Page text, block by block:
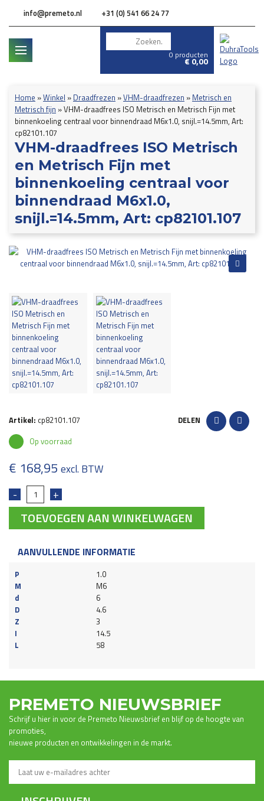
info@premeto.nl +31 (0) 541 66 24 77
0 producten
€0,00
Home »Winkel » Draadfrezen »VHM-draadfrezen » Metrisch en
Metrisch fijn »VHM-draadfrees ISO Metrisch en Metrisch Fijn met
binnenkoeling centraal voor binnendraad M6x1.0, snijl.=14.5mm, Art:
cp82101.107
VHM-draadfrees ISO Metrisch
en Metrisch Fijn met
binnenkoeling centraal voor
binnendraad M6x1.0,
snijl.=14.5mm, Art: cp82101.107
Artikel: cp82101.107
DELEN
Op voorraad
€ 168,95 excl. BTW
TOEVOEGEN AAN WINKELWAGEN
AANVULLENDE INFORMATIE
P
1.0
M
M6
d
6
D
4.6
Z
3
I
14.5
L
58
PREMETO NIEUWSBRIEF
Schrijf u hier in voor de Premeto Nieuwsbrief en blijf op de hoogte van
promoties,
nieuwe producten en ontwikkelingen in de markt.